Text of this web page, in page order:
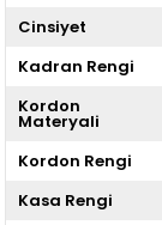
Cinsiyet
Kadran Rengi
Kordon
Materyali
Kordon Rengi
Kasa Rengi